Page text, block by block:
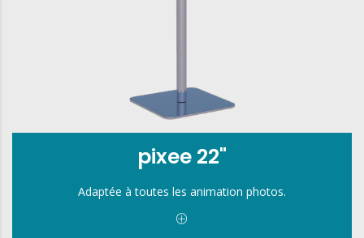
pixee 22"
Adaptée à toutes les animation photos.